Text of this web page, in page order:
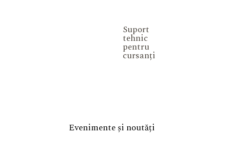
Suport
tehnic
pentru
cursanți
Evenimente și noutăți